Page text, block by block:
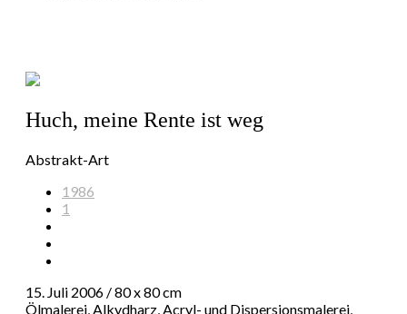
Huch, meine Rente ist weg
Abstrakt-Art
1986
1
15. Juli 2006 / 80 x 80 cm
Ölmalerei, Alkydharz, Acryl- und Dispersionsmalerei,